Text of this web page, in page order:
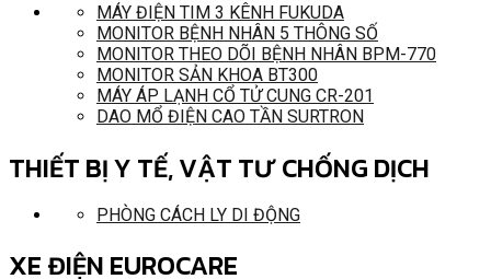
MÁY ĐIỆN TIM 3 KÊNH FUKUDA
MONITOR BỆNH NHÂN 5 THÔNG SỐ
MONITOR THEO DÕI BỆNH NHÂN BPM-770
MONITOR SẢN KHOA BT300
MÁY ÁP LẠNH CỔ TỬ CUNG CR-201
DAO MỔ ĐIỆN CAO TẦN SURTRON
THIẾT BỊ Y TẾ, VẬT TƯ CHỐNG DỊCH
PHÒNG CÁCH LY DI ĐỘNG
XE ĐIỆN EUROCARE